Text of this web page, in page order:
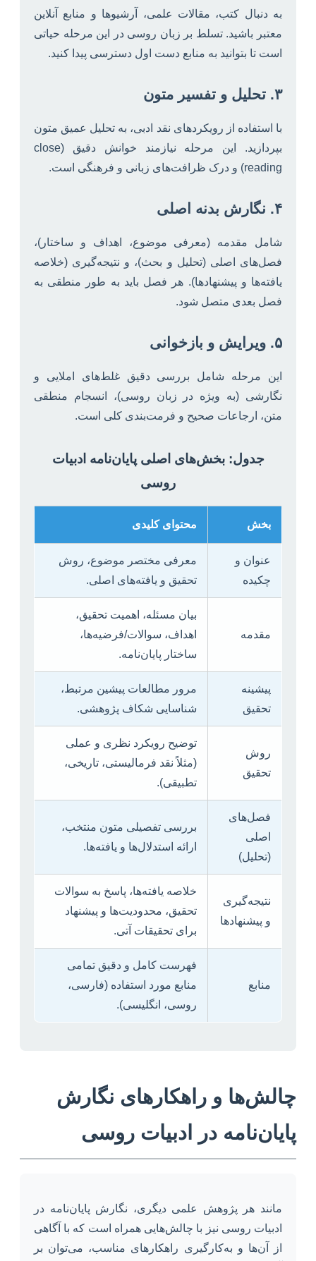
به دنبال کتب، مقالات علمی، آرشیوها و منابع آنلاین
معتبر باشید. تسلط بر زبان روسی در این مرحله حیاتی
است تا بتوانید به منابع دست اول دسترسی پیدا کنید.
۳. تحلیل و تفسیر متون
با استفاده از رویکردهای نقد ادبی، به تحلیل عمیق متون
بپردازید. این مرحله نیازمند خوانش دقیق (close
reading) و درک ظرافت‌های زبانی و فرهنگی است.
۴. نگارش بدنه اصلی
شامل مقدمه (معرفی موضوع، اهداف و ساختار)،
فصل‌های اصلی (تحلیل و بحث)، و نتیجه‌گیری (خلاصه
یافته‌ها و پیشنهادها). هر فصل باید به طور منطقی به
فصل بعدی متصل شود.
۵. ویرایش و بازخوانی
این مرحله شامل بررسی دقیق غلط‌های املایی و
نگارشی (به ویژه در زبان روسی)، انسجام منطقی
متن، ارجاعات صحیح و فرمت‌بندی کلی است.
جدول: بخش‌های اصلی پایان‌نامه ادبیات
روسی
بخش محتوای کلیدی
عنوان و
چکیده
معرفی مختصر موضوع، روش
تحقیق و یافته‌های اصلی.
مقدمه
بیان مسئله، اهمیت تحقیق،
اهداف، سوالات/فرضیه‌ها،
ساختار پایان‌نامه.
پیشینه
تحقیق
مرور مطالعات پیشین مرتبط،
شناسایی شکاف پژوهشی.
روش
تحقیق
توضیح رویکرد نظری و عملی
(مثلاً نقد فرمالیستی، تاریخی،
تطبیقی).
فصل‌های
اصلی
(تحلیل)
بررسی تفصیلی متون منتخب،
ارائه استدلال‌ها و یافته‌ها.
نتیجه‌گیری
و پیشنهادها
خلاصه یافته‌ها، پاسخ به سوالات
تحقیق، محدودیت‌ها و پیشنهاد
برای تحقیقات آتی.
منابع
فهرست کامل و دقیق تمامی
منابع مورد استفاده (فارسی،
روسی، انگلیسی).
چالش‌ها و راهکارهای نگارش
پایان‌نامه در ادبیات روسی
مانند هر پژوهش علمی دیگری، نگارش پایان‌نامه در
ادبیات روسی نیز با چالش‌هایی همراه است که با آگاهی
از آن‌ها و به‌کارگیری راهکارهای مناسب، می‌توان بر